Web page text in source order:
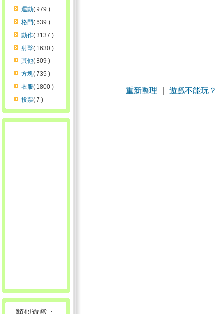
運動( 979 )
格鬥( 639 )
動作( 3137 )
射擊( 1630 )
其他( 809 )
方塊( 735 )
衣服( 1800 )
投票( 7 )
類似遊戲：
重新整理 遊戲不能玩？